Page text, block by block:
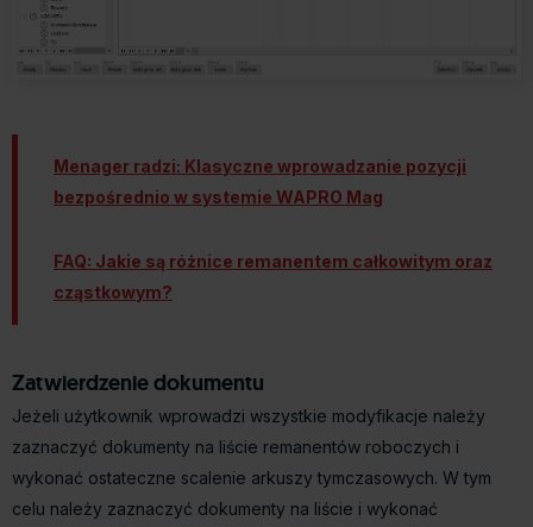
Menager radzi: Klasyczne wprowadzanie pozycji
bezpośrednio w systemie WAPRO Mag
FAQ: Jakie są różnice remanentem całkowitym oraz
cząstkowym?
Zatwierdzenie dokumentu
Jeżeli użytkownik wprowadzi wszystkie modyfikacje należy
zaznaczyć dokumenty na liście remanentów roboczych i
wykonać ostateczne scalenie arkuszy tymczasowych. W tym
celu należy zaznaczyć dokumenty na liście i wykonać